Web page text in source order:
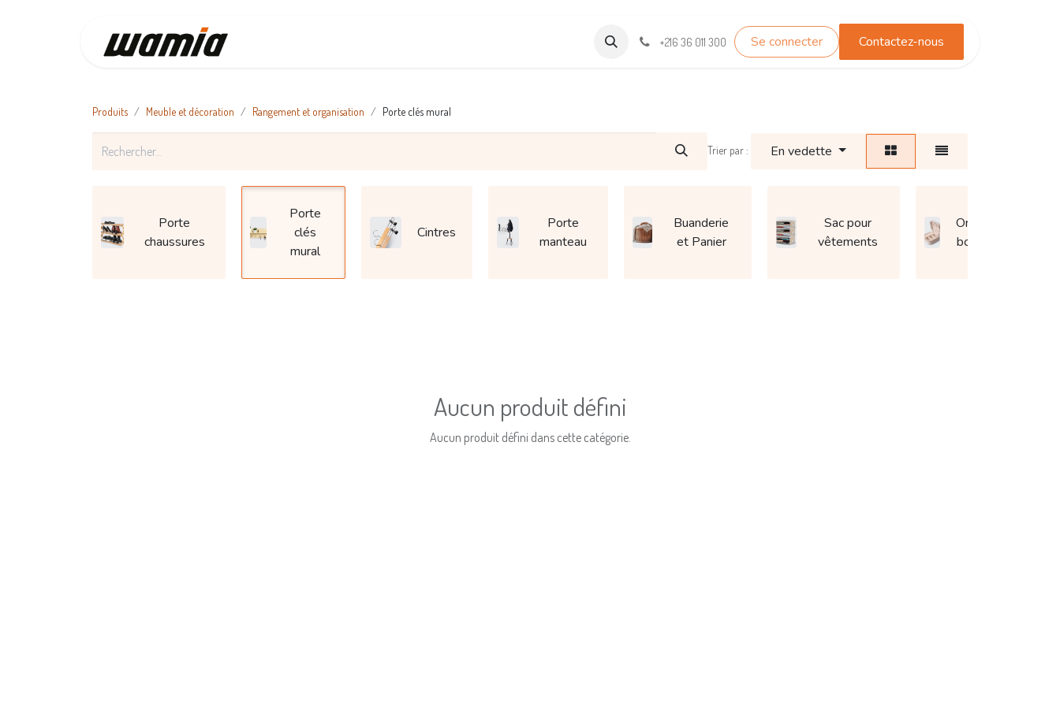
Wamia Marketpalce TEST_WHATSAPP Contactez-nous
+216 36 011 300 Se connecter Contactez-nous
Produits Meuble et décoration Rangement et organisation Porte clés mural
Trier par : En vedette
Porte
chaussures
Porte
clés
mural
Cintres
Porte
manteau
Buanderie
et Panier
Sac pour
vêtements
Organiseur et
boîte à bijoux
Aucun produit défini
Aucun produit défini dans cette catégorie.